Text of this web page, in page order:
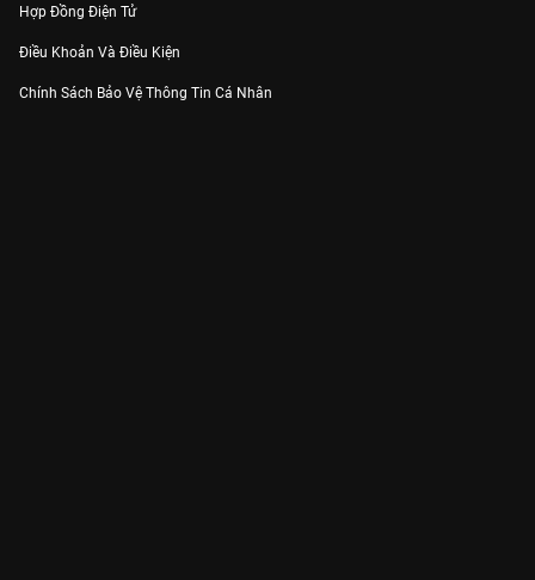
Hợp Đồng Điện Tử
Điều Khoản Và Điều Kiện
Chính Sách Bảo Vệ Thông Tin Cá Nhân